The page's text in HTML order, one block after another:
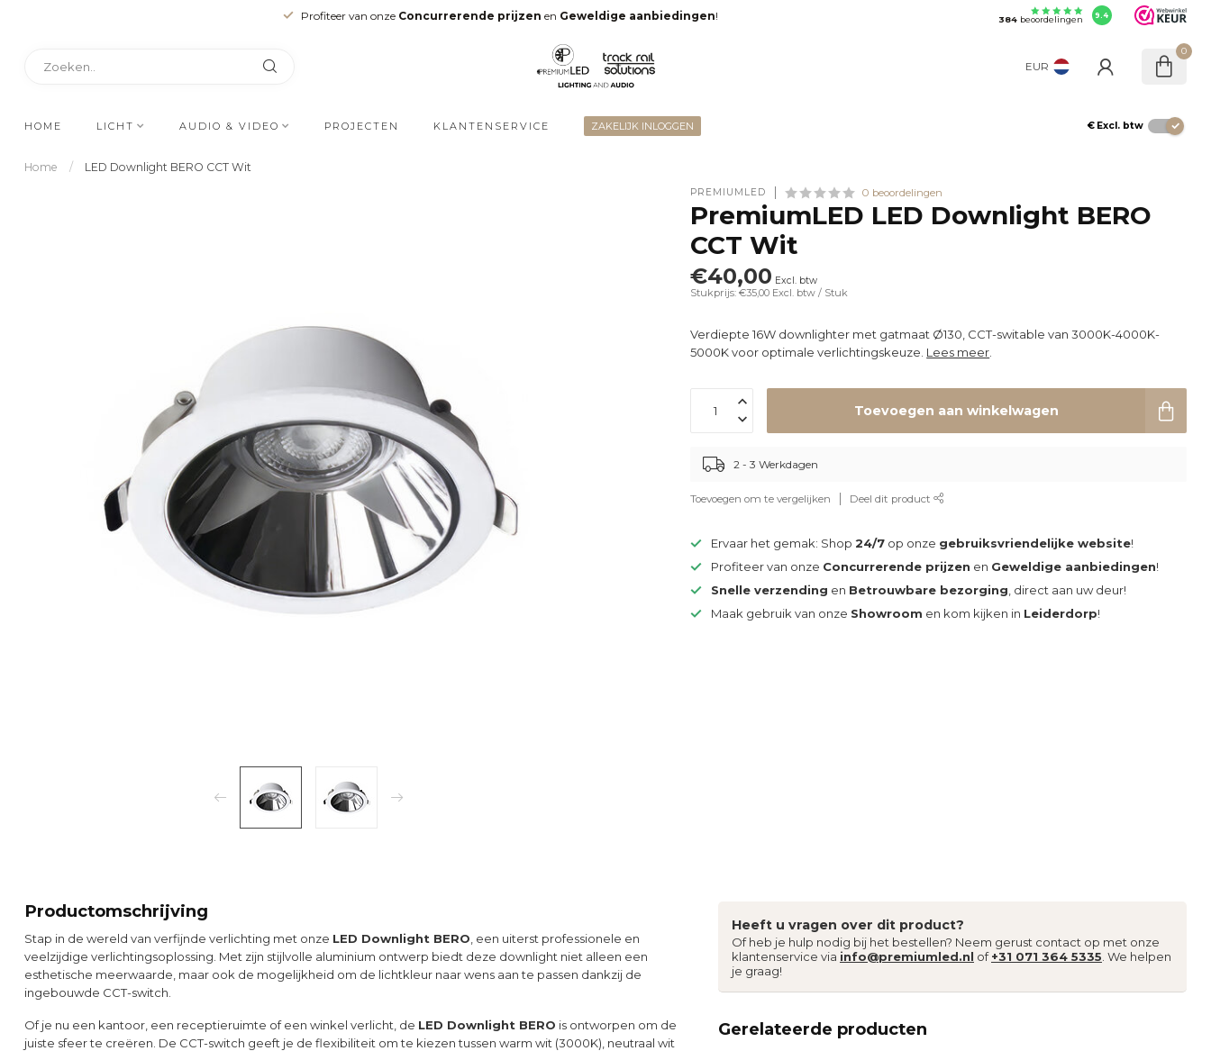
Profiteer van onze Concurrerende prijzen en Geweldige aanbiedingen! 384beoordelingen 9.4
EUR
0
HOME LICHT AUDIO & VIDEO PROJECTEN KLANTENSERVICE ZAKELIJK INLOGGEN € Excl. btw
Home / LED Downlight BERO CCT Wit
PREMIUMLED 0 beoordelingen
PremiumLED LED Downlight BERO
CCT Wit
€40,00 Excl. btw
Stukprijs: €35,00 Excl. btw / Stuk
Verdiepte 16W downlighter met gatmaat Ø130, CCT-switable van 3000K-4000K-
5000K voor optimale verlichtingskeuze. Lees meer
Toevoegen aan winkelwagen
2 - 3 Werkdagen
Toevoegen om te vergelijken Deel dit product
Ervaar het gemak: Shop24/7 op onze gebruiksvriendelijke website!
Profiteer van onze Concurrerende prijzen en Geweldige aanbiedingen!
Snelle verzending en Betrouwbare bezorging , direct aan uw deur!
Maak gebruik van onze Showroom en kom kijken in Leiderdorp!
Productomschrijving
Stap in de wereld van verfijnde verlichting met onze LED Downlight BERO , een uiterst professionele en
veelzijdige verlichtingsoplossing. Met zijn stijlvolle aluminium ontwerp biedt deze downlight niet alleen een
esthetische meerwaarde, maar ook de mogelijkheid om de lichtkleur naar wens aan te passen dankzij de
ingebouwde CCT-switch.
Of je nu een kantoor, een receptieruimte of een winkel verlicht, de LED Downlight BERO is ontworpen om de
juiste sfeer te creëren. De CCT-switch geeft je de flexibiliteit om te kiezen tussen warm wit (3000K), neutraal wit
Heeft u vragen over dit product?
Of heb je hulp nodig bij het bestellen? Neem gerust contact op met onze
klantenservice via info@premiumled.nl of+31 071 364 5335 . We helpen
je graag!
Gerelateerde producten